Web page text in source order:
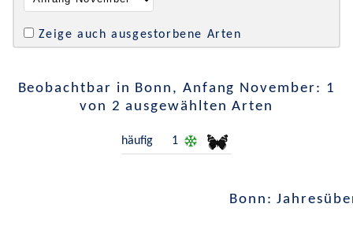
Zeige auch ausgestorbene Arten
Beobachtbar in Bonn, Anfang November: 1
von 2 ausgewählten Arten
häufig 1
Bonn: